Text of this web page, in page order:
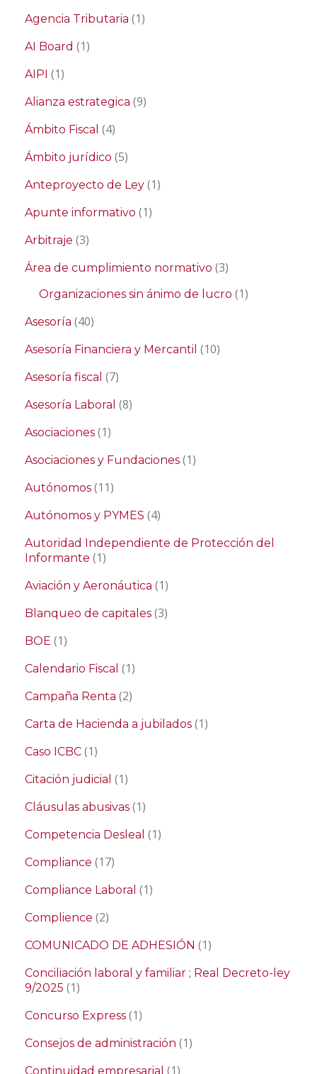
Agencia Tributaria (1)
AI Board (1)
AIPI (1)
Alianza estrategica (9)
Ámbito Fiscal (4)
Ámbito jurídico (5)
Anteproyecto de Ley (1)
Apunte informativo (1)
Arbitraje (3)
Área de cumplimiento normativo (3)
Organizaciones sin ánimo de lucro (1)
Asesoría (40)
Asesoría Financiera y Mercantil (10)
Asesoría fiscal (7)
Asesoría Laboral (8)
Asociaciones (1)
Asociaciones y Fundaciones (1)
Autónomos (11)
Autónomos y PYMES (4)
Autoridad Independiente de Protección del
Informante (1)
Aviación y Aeronáutica (1)
Blanqueo de capitales (3)
BOE (1)
Calendario Fiscal (1)
Campaña Renta (2)
Carta de Hacienda a jubilados (1)
Caso ICBC (1)
Citación judicial (1)
Cláusulas abusivas (1)
Competencia Desleal (1)
Compliance (17)
Compliance Laboral (1)
Complience (2)
COMUNICADO DE ADHESIÓN (1)
Conciliación laboral y familiar ; Real Decreto-ley
9/2025 (1)
Concurso Express (1)
Consejos de administración (1)
Continuidad empresarial (1)